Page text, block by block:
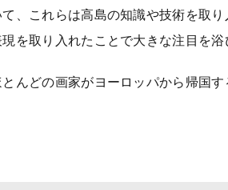
、これらは高島の知識や技術を取
を取り入れたことで大きな注目を浴
んどの画家がヨーロッパから帰国